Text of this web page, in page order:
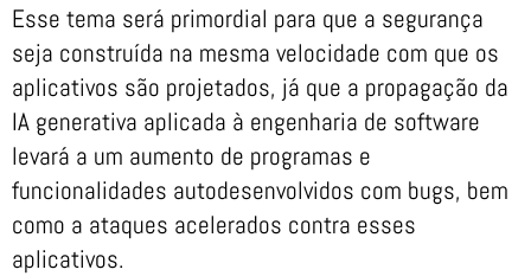
Esse tema será primordial para que a segurança
seja construída na mesma velocidade com que os
aplicativos são projetados, já que a propagação da
IA generativa aplicada à engenharia de software
levará a um aumento de programas e
funcionalidades autodesenvolvidos com bugs, bem
como a ataques acelerados contra esses
aplicativos.